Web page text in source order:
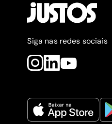
Siga nas redes sociais